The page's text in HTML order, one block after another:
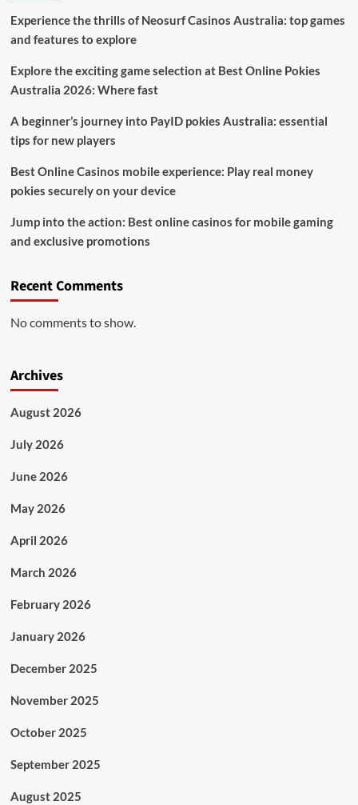
Experience the thrills of Neosurf Casinos Australia: top games
and features to explore
Explore the exciting game selection at Best Online Pokies
Australia 2026: Where fast
A beginner’s journey into PayID pokies Australia: essential
tips for new players
Best Online Casinos mobile experience: Play real money
pokies securely on your device
Jump into the action: Best online casinos for mobile gaming
and exclusive promotions
Recent Comments
No comments to show.
Archives
August 2026
July 2026
June 2026
May 2026
April 2026
March 2026
February 2026
January 2026
December 2025
November 2025
October 2025
September 2025
August 2025